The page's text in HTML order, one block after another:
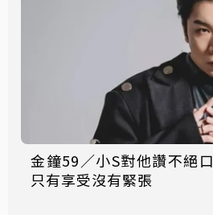
金鐘59／小S對他讚不絕口 派翠克入圍金鐘
只有享受沒有緊張